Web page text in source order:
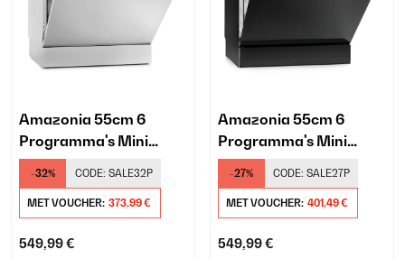
Amazonia 55cm 6
Programma's Mini
Vaatwasser​ Zilver
-32% CODE: SALE32P
MET VOUCHER: 373,99 €
549,99 €
Amazonia 55cm 6
Programma's Mini
Vaatwasser​ Zwart
-27% CODE: SALE27P
MET VOUCHER: 401,49 €
549,99 €